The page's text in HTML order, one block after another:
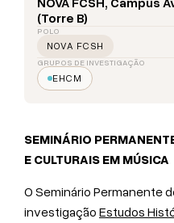
(Torre B)
POLO
NOVA FCSH
GRUPOS DE INVESTIGAÇÃO
EHCM
SEMINÁRIO
E CULTURAIS EM MÚSICA
O Seminário Permanente
investigação Estudos